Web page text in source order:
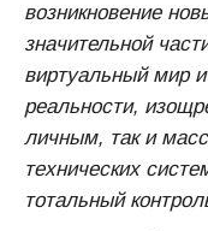
возникновение
значительной
виртуальный мир
реальности,
личным, так и
технических
тотальный